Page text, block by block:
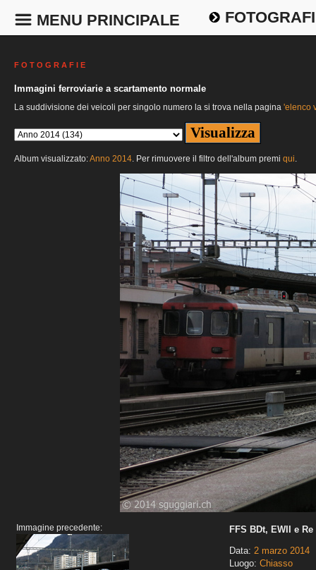
MENU PRINCIPALE
F O T O G R A F I E
Immagini ferroviarie a scartamento normale
La suddivisione dei veicoli per singolo numero la si trova nella pagina 'elenco
Album visualizzato:Anno 2014. Per rimuovere il filtro dell'album premi qui.
Immagine precedente:
FFS BDt, EWII e Re
Data: 2 marzo 2014
Luogo: Chiasso